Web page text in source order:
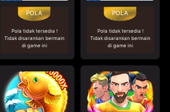
Pola tidak tersedia !
Tidak disarankan bermain
di game ini
Pola tidak tersedia !
Tidak disarankan bermain
di game ini